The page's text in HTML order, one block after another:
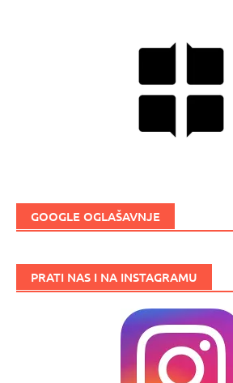
GOOGLE OGLAŠAVNJE
PRATI NAS I NA INSTAGRAMU